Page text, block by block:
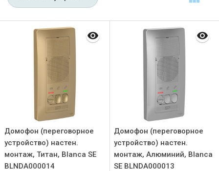
Домофон (переговорное
устройство) настен.
монтаж, Титан, Blanca SE
BLNDA000014
Домофон (переговорное
устройство) настен.
монтаж, Алюминий, Blanca
SE BLNDA000013